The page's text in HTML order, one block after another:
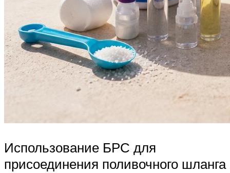
Использование БРС для
присоединения поливочного шланга